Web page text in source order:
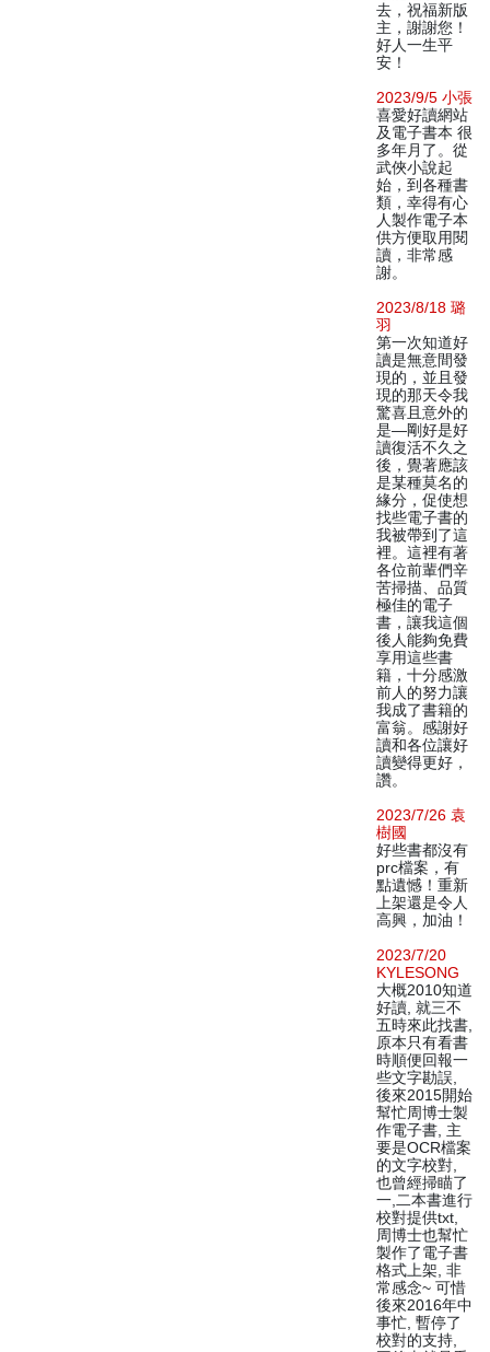
去，祝福新版
主，謝謝您！
好人一生平
安！
2023/9/5 小張
喜愛好讀網站
及電子書本 很
多年月了。從
武俠小說起
始，到各種書
類，幸得有心
人製作電子本
供方便取用閱
讀，非常感
謝。
2023/8/18 璐
羽
第一次知道好
讀是無意間發
現的，並且發
現的那天令我
驚喜且意外的
是—剛好是好
讀復活不久之
後，覺著應該
是某種莫名的
緣分，促使想
找些電子書的
我被帶到了這
裡。這裡有著
各位前輩們辛
苦掃描、品質
極佳的電子
書，讓我這個
後人能夠免費
享用這些書
籍，十分感激
前人的努力讓
我成了書籍的
富翁。感謝好
讀和各位讓好
讀變得更好，
讚。
2023/7/26 袁
樹國
好些書都沒有
prc檔案，有
點遺憾！重新
上架還是令人
高興，加油！
2023/7/20
KYLESONG
大概2010知道
好讀, 就三不
五時來此找書,
原本只有看書
時順便回報一
些文字勘誤,
後來2015開始
幫忙周博士製
作電子書, 主
要是OCR檔案
的文字校對,
也曾經掃瞄了
一,二本書進行
校對提供txt,
周博士也幫忙
製作了電子書
格式上架, 非
常感念~ 可惜
後來2016年中
事忙, 暫停了
校對的支持,